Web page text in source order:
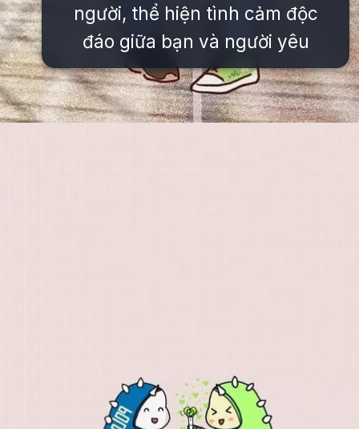
người, thể hiện tình cảm độc
đáo giữa bạn và người yêu